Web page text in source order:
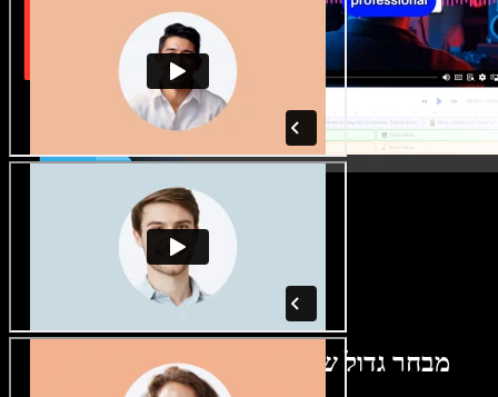
מבחר גדול של קולות נשים וגברים במגוון